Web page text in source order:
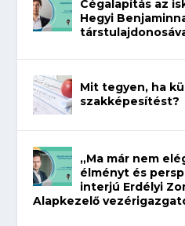
Cégalapítás az
Hegyi
Mit tegyen, ha
szakképesítést?
„Ma már nem
élményt és
interjú Erdélyi
Alapkezelő